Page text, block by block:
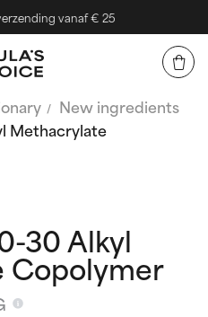
vanaf € 25
New ingredients
Methacrylate
30 Alkyl
Copolymer